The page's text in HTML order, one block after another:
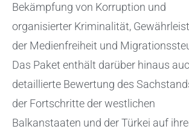
Bekämpfung von Korruption und
organisierter Kriminalität,
der Medienfreiheit und
Das Paket enthält darüber hinaus
detaillierte Bewertung des
der Fortschritte der westlichen
Balkanstaaten und der Türkei auf